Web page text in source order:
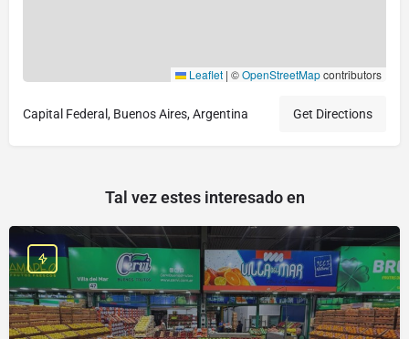
Leaflet | ©OpenStreetMapcontributors
Capital Federal, Buenos Aires, Argentina Get Directions
Tal vez estes interesado en